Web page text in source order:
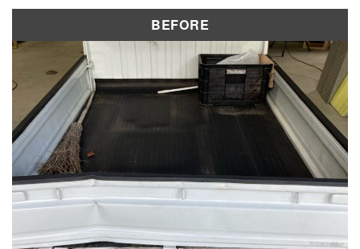
修理実績
BEFORE